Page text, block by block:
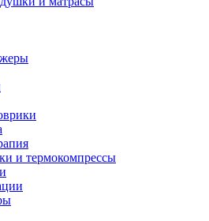
и термокомпрессы